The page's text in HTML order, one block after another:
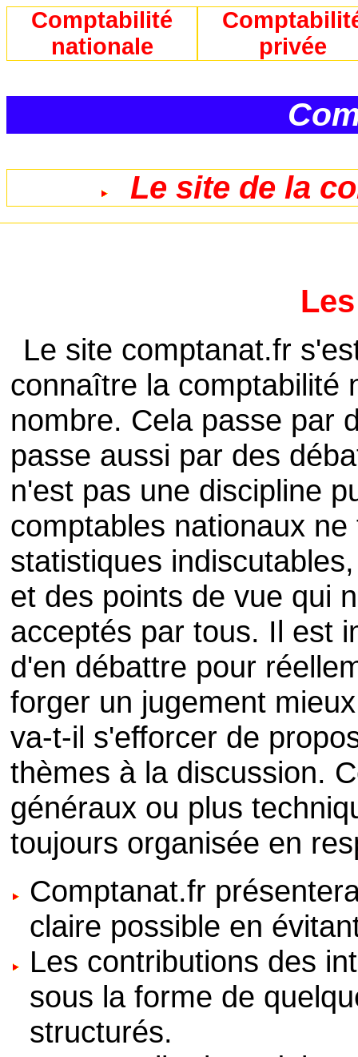
Comptabilité
nationale
privée
Le site de la
Le site comptanat.fr
connaître la comptabilité
nombre. Cela passe par
passe aussi par des
n'est pas une discipline
comptables nationaux
statistiques
et des points de vue qui
acceptés par tous. Il est
d'en débattre pour
forger un jugement
va-t-il s'efforcer de
thèmes à la discussion.
généraux ou plus
toujours organisée en
Comptanat.fr
claire possible en
Les contributions des
sous la forme de
structurés.